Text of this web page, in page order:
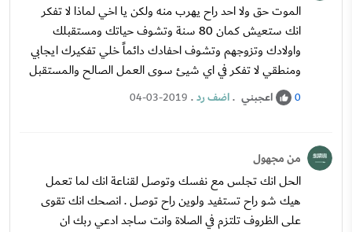
الموت حق ولا احد راح يهرب منه ولكن يا اخي لماذا لا تفكر
انك ستعيش كمان 80 سنة وتشوف حياتك ومستقبلك
واولادك وتزوجهم وتشوف احفادك دائماً خلي تفكيرك ايجابي
ومنطقي لا تفكر في اي شيئ سوى العمل الصالح والمستقبل
0 اعجبني .اضف رد.
04-03-2019
من مجهول
الحل انك تجلس مع نفسك وتوصل لقناعة انك لما تعمل
هيك شو راح تستفيد ولوين راح توصل . انصحك انك تقوى
على الظروف تلتزم في الصلاة وانت ساجد ادعي ربك ان